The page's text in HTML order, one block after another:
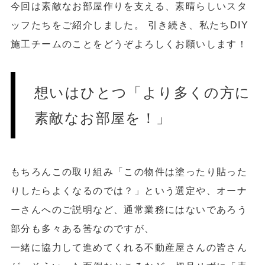
今回は素敵なお部屋作りを支える、素晴らしいスタ
ッフたちをご紹介しました。 引き続き、私たちDIY
施工チームのことをどうぞよろしくお願いします！
想いはひとつ「より多くの方に
素敵なお部屋を！」
もちろんこの取り組み「この物件は塗ったり貼った
りしたらよくなるのでは？」という選定や、オーナ
ーさんへのご説明など、通常業務にはないであろう
部分も多々ある筈なのですが、
一緒に協力して進めてくれる不動産屋さんの皆さん